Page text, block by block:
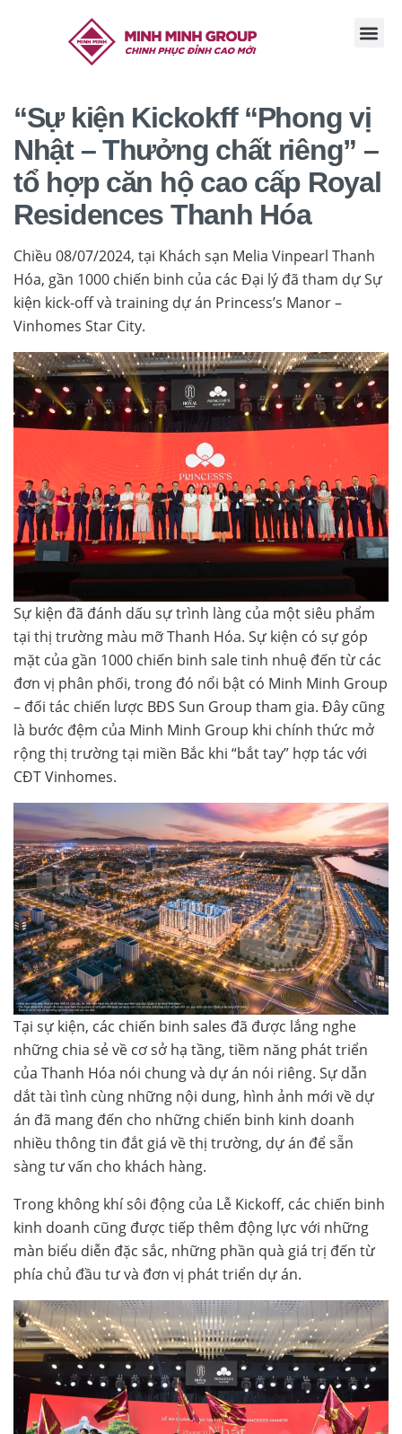
“Sự kiện Kickokff “Phong vị
Nhật – Thưởng chất riêng” –
tổ hợp căn hộ cao cấp Royal
Residences Thanh Hóa
Chiều 08/07/2024, tại Khách sạn Melia Vinpearl Thanh
Hóa, gần 1000 chiến binh của các Đại lý đã tham dự Sự
kiện kick-off và training dự án Princess’s Manor –
Vinhomes Star City.
Sự kiện đã đánh dấu sự trình làng của một siêu phẩm
tại thị trường màu mỡ Thanh Hóa. Sự kiện có sự góp
mặt của gần 1000 chiến binh sale tinh nhuệ đến từ các
đơn vị phân phối, trong đó nổi bật có Minh Minh Group
– đối tác chiến lược BĐS Sun Group tham gia. Đây cũng
là bước đệm của Minh Minh Group khi chính thức mở
rộng thị trường tại miền Bắc khi “bắt tay” hợp tác với
CĐT Vinhomes.
Tại sự kiện, các chiến binh sales đã được lắng nghe
những chia sẻ về cơ sở hạ tầng, tiềm năng phát triển
của Thanh Hóa nói chung và dự án nói riêng. Sự dẫn
dắt tài tình cùng những nội dung, hình ảnh mới về dự
án đã mang đến cho những chiến binh kinh doanh
nhiều thông tin đắt giá về thị trường, dự án để sẵn
sàng tư vấn cho khách hàng.
Trong không khí sôi động của Lễ Kickoff, các chiến binh
kinh doanh cũng được tiếp thêm động lực với những
màn biểu diễn đặc sắc, những phần quà giá trị đến từ
phía chủ đầu tư và đơn vị phát triển dự án.